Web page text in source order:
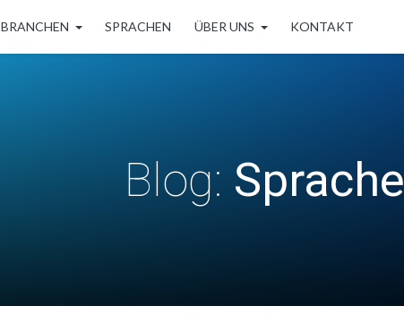
BRANCHEN SPRACHEN ÜBER UNS KONTAKT
Blog: Sprache